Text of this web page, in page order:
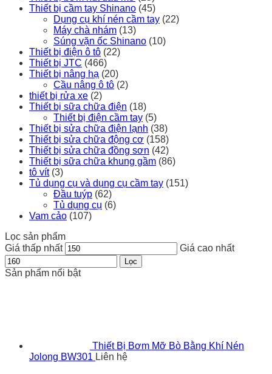
Thiết bị cầm tay Shinano (45)
Dụng cụ khí nén cầm tay (22)
Máy chà nhám (13)
Súng vặn ốc Shinano (10)
Thiết bị điện ô tô (22)
Thiết bị JTC (466)
Thiết bị nâng hạ (20)
Cầu nâng ô tô (2)
thiết bị rửa xe (2)
Thiết bị sữa chữa điện (18)
Thiết bị điện cầm tay (5)
Thiết bị sửa chữa điện lạnh (38)
Thiết bị sửa chữa động cơ (158)
Thiết bị sửa chữa đồng sơn (42)
Thiết bị sữa chữa khung gầm (86)
tô vít (3)
Tủ dụng cụ và dụng cụ cầm tay (151)
Đầu tuýp (62)
Tủ dụng cụ (6)
Vam cảo (107)
Lọc sản phẩm
Giá thấp nhất
Giá cao nhất
Lọc
Sản phẩm nổi bật
Thiết Bị Bơm Mỡ Bò Bằng Khí Nén
Jolong BW301 Liên hệ